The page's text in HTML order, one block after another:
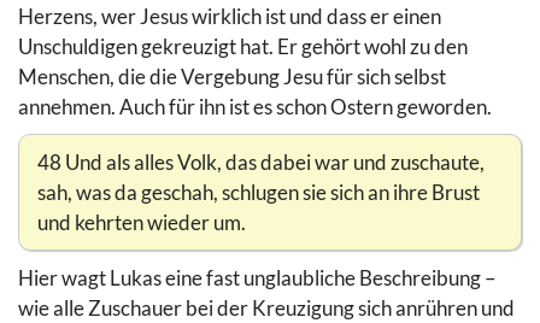
Herzens, wer Jesus wirklich ist und dass er einen
Unschuldigen gekreuzigt hat. Er gehört wohl zu den
Menschen, die die Vergebung Jesu für sich selbst
annehmen. Auch für ihn ist es schon Ostern geworden.
48 Und als alles Volk, das dabei war und zuschaute,
sah, was da geschah, schlugen sie sich an ihre Brust
und kehrten wieder um.
Hier wagt Lukas eine fast unglaubliche Beschreibung –
wie alle Zuschauer bei der Kreuzigung sich anrühren und